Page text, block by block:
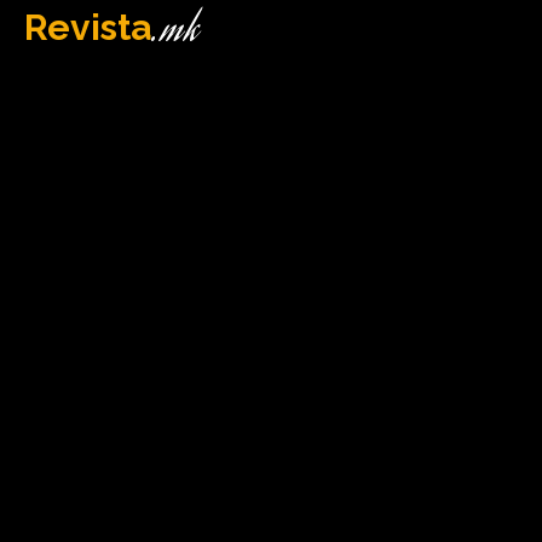
Revista.mk